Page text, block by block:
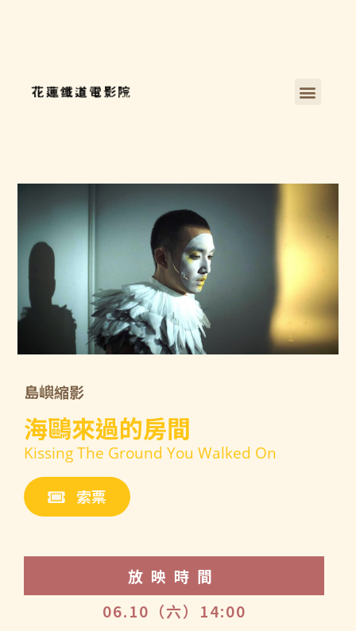
島嶼縮影
海鷗來過的房間
Kissing The Ground You Walked On
索票
放映時間
06.10（六）14:00